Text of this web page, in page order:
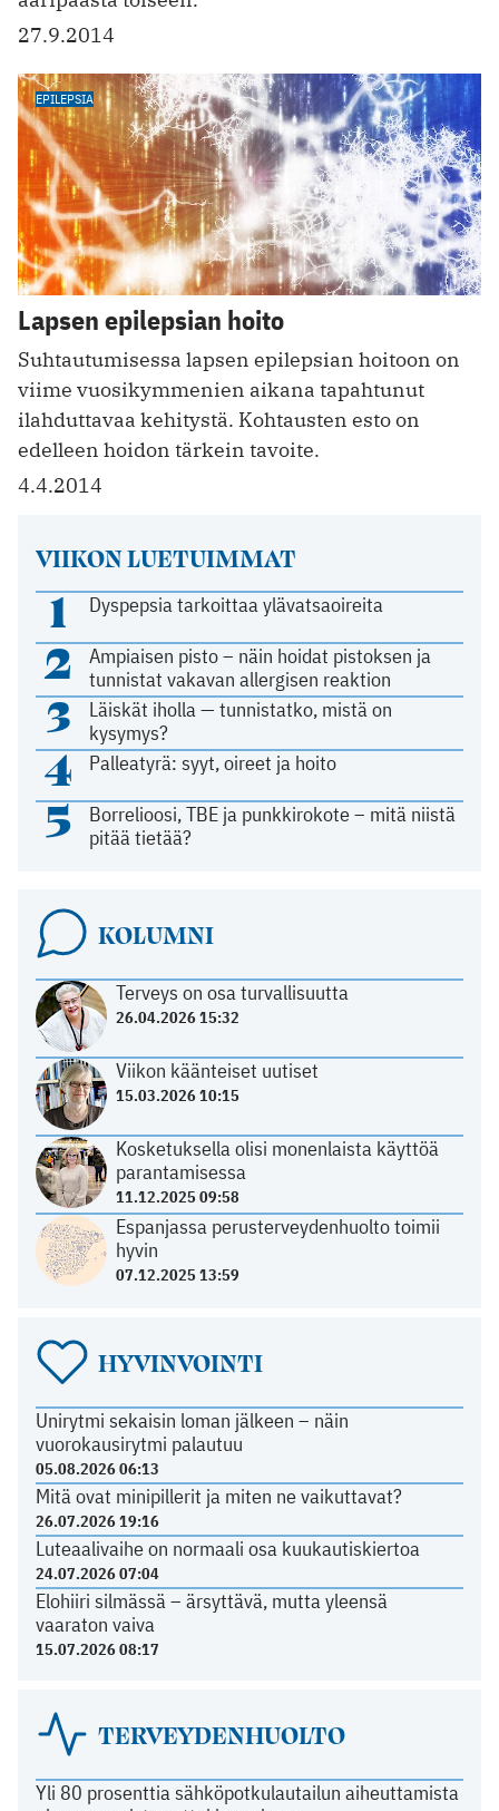
27.9.2014
EPILEPSIA
Lapsen epilepsian hoito
Suhtautumisessa lapsen epilepsian hoitoon on
viime vuosikymmenien aikana tapahtunut
ilahduttavaa kehitystä. Kohtausten esto on
edelleen hoidon tärkein tavoite.
4.4.2014
VIIKON LUETUIMMAT
1 Dyspepsia tarkoittaa ylävatsaoireita
2
Ampiaisen pisto – näin hoidat pistoksen ja
tunnistat vakavan allergisen reaktion
3
Läiskät iholla — tunnistatko, mistä on
kysymys?
4 Palleatyrä: syyt, oireet ja hoito
5
Borrelioosi, TBE ja punkkirokote – mitä niistä
pitää tietää?
KOLUMNI
Terveys on osa turvallisuutta
26.04.2026 15:32
Viikon käänteiset uutiset
15.03.2026 10:15
Kosketuksella olisi monenlaista käyttöä
parantamisessa
11.12.2025 09:58
Espanjassa perusterveydenhuolto toimii
hyvin
07.12.2025 13:59
HYVINVOINTI
Unirytmi sekaisin loman jälkeen – näin
vuorokausirytmi palautuu
05.08.2026 06:13
Mitä ovat minipillerit ja miten ne vaikuttavat?
26.07.2026 19:16
Luteaalivaihe on normaali osa kuukautiskiertoa
24.07.2026 07:04
Elohiiri silmässä – ärsyttävä, mutta yleensä
vaaraton vaiva
15.07.2026 08:17
TERVEYDENHUOLTO
Yli 80 prosenttia sähköpotkulautailun aiheuttamista